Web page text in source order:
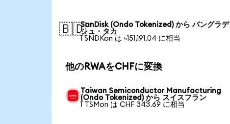
🇧🇩SanDisk (Ondo Tokenized) から バングラデ
シュ・タカ
1 SNDKon は ৳151,191.04 に相当
他のRWAをCHFに変換
Taiwan Semiconductor Manufacturing
(Ondo Tokenized) から スイスフラン
1 TSMon は CHF 343.69 に相当